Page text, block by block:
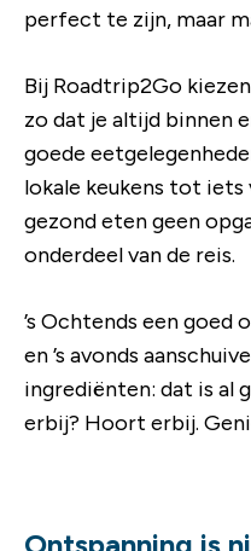
perfect te zijn, maar
Bij Roadtrip2Go
zo dat je altijd binnen
goede
lokale keukens tot
gezond eten geen
onderdeel van de reis.
’s Ochtends een
en ’s avonds
ingrediënten: dat is al
erbij? Hoort erbij.
Ontspanning is